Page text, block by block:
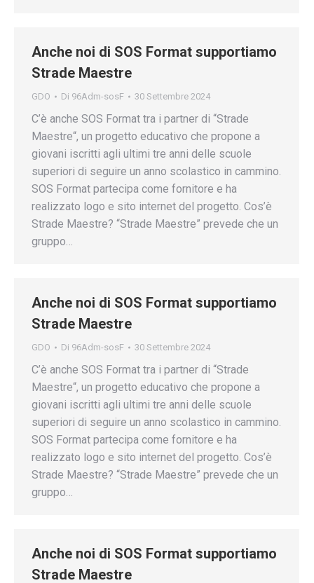
Anche noi di SOS Format supportiamo
Strade Maestre
GDO Di 96Adm-sosF 30 Settembre 2024
C’è anche SOS Format tra i partner di “Strade
Maestre“, un progetto educativo che propone a
giovani iscritti agli ultimi tre anni delle scuole
superiori di seguire un anno scolastico in cammino.
SOS Format partecipa come fornitore e ha
realizzato logo e sito internet del progetto. Cos’è
Strade Maestre? “Strade Maestre” prevede che un
gruppo…
Anche noi di SOS Format supportiamo
Strade Maestre
GDO Di 96Adm-sosF 30 Settembre 2024
C’è anche SOS Format tra i partner di “Strade
Maestre“, un progetto educativo che propone a
giovani iscritti agli ultimi tre anni delle scuole
superiori di seguire un anno scolastico in cammino.
SOS Format partecipa come fornitore e ha
realizzato logo e sito internet del progetto. Cos’è
Strade Maestre? “Strade Maestre” prevede che un
gruppo…
Anche noi di SOS Format supportiamo
Strade Maestre